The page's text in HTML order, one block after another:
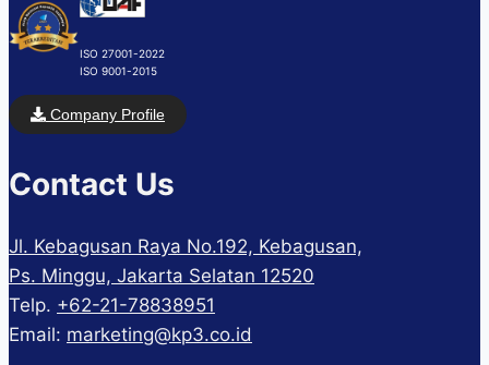
ISO 27001-2022
ISO 9001-2015
Company Profile
Contact Us
Jl. Kebagusan Raya No.192, Kebagusan,
Ps. Minggu, Jakarta Selatan 12520
Telp. +62-21-78838951
Email: marketing@kp3.co.id